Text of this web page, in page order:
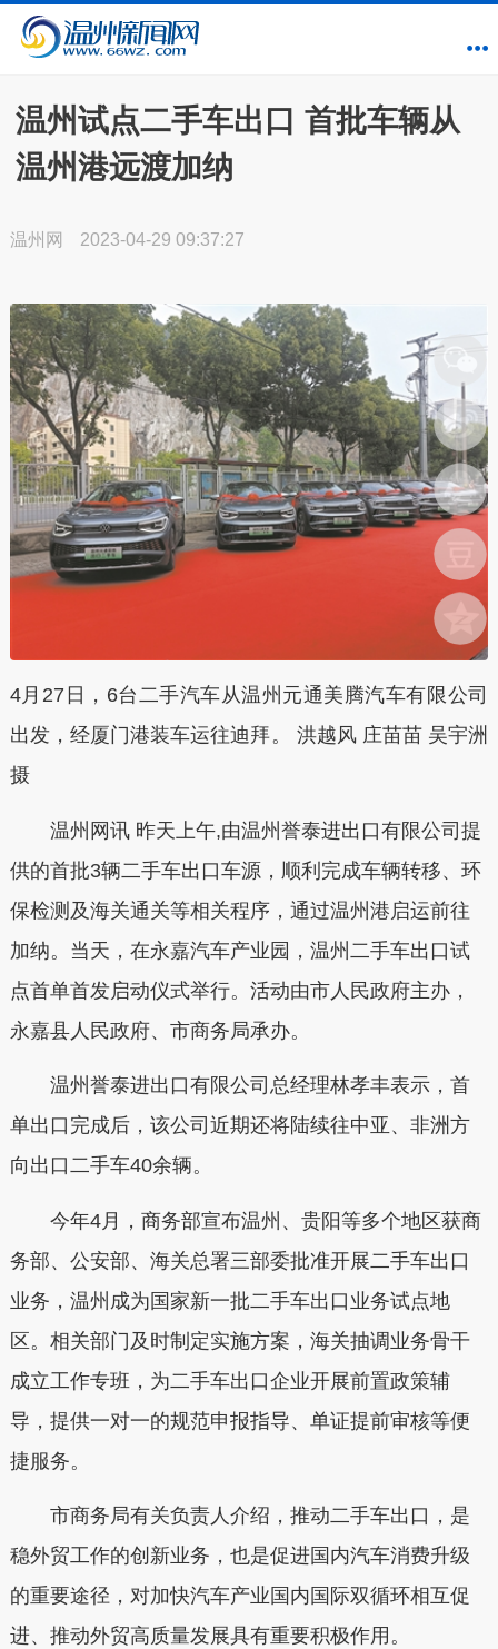
温州试点二手车出口 首批车辆从
温州港远渡加纳
温州网 2023-04-29 09:37:27
4月27日，6台二手汽车从温州元通美腾汽车有限公司
出发，经厦门港装车运往迪拜。 洪越风 庄苗苗 吴宇洲
摄
温州网讯 昨天上午,由温州誉泰进出口有限公司提
供的首批3辆二手车出口车源，顺利完成车辆转移、环
保检测及海关通关等相关程序，通过温州港启运前往
加纳。当天，在永嘉汽车产业园，温州二手车出口试
点首单首发启动仪式举行。活动由市人民政府主办，
永嘉县人民政府、市商务局承办。
温州誉泰进出口有限公司总经理林孝丰表示，首
单出口完成后，该公司近期还将陆续往中亚、非洲方
向出口二手车40余辆。
今年4月，商务部宣布温州、贵阳等多个地区获商
务部、公安部、海关总署三部委批准开展二手车出口
业务，温州成为国家新一批二手车出口业务试点地
区。相关部门及时制定实施方案，海关抽调业务骨干
成立工作专班，为二手车出口企业开展前置政策辅
导，提供一对一的规范申报指导、单证提前审核等便
捷服务。
市商务局有关负责人介绍，推动二手车出口，是
稳外贸工作的创新业务，也是促进国内汽车消费升级
的重要途径，对加快汽车产业国内国际双循环相互促
进、推动外贸高质量发展具有重要积极作用。